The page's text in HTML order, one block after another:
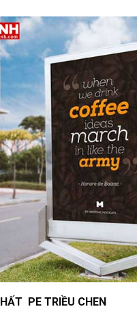
PE TRIỀU CHEN